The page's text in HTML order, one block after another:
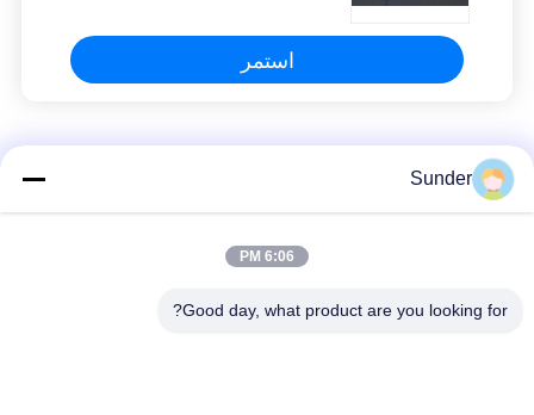
استمر
نسيج اليوغا
ارتداء اليوغا اليوغا النسيج مع ناعمة عالية وصمود اللون ممتازة
نسيج يوغا متين ممتاز لممارسة الرياضة / الداخلية / الخارجية
نسيج اليوغا عالي المرونة مع مزيج نايلون سباندكس
Sunder
6:06 PM
Good day, what product are you looking for?